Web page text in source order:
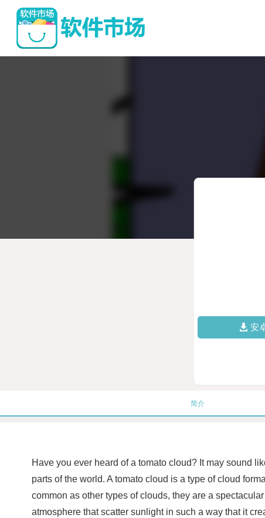
安
简介
Have you ever heard of a tomato cloud? It may sound
parts of the world. A tomato cloud is a type of cloud
common as other types of clouds, they are a
atmosphere that scatter sunlight in such a way that it